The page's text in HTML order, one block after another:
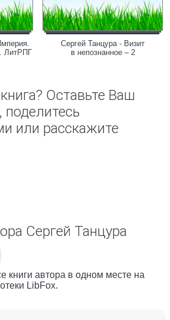
ЛитРПГ
Сергей Танцура - Визит
в непознанное – 2
Оставьте Ваш
или расскажите
Сергей Танцура
книги автора в одном месте на
LibFox.